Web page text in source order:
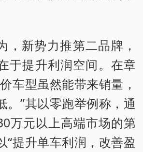
，新势力推第二品牌，
于提升利润空间。在章
车型虽然能带来销量，
。”其以零跑举例称，通
万元以上高端市场的第
“提升单车利润，改善盈